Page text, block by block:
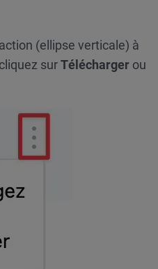
(ellipse verticale) à
surTélécharger ou